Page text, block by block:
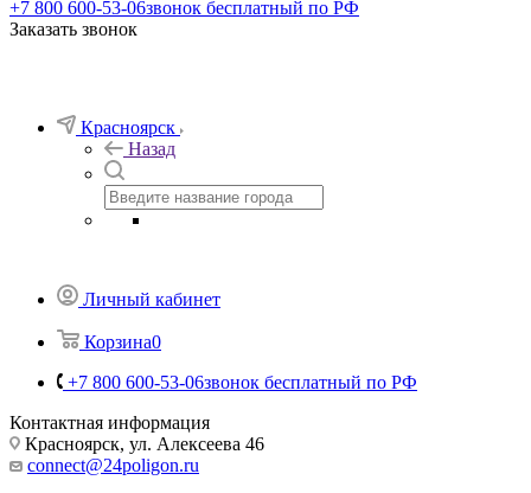
+7 800 600-53-06звонок бесплатный по РФ
Заказать звонок
Красноярск
Назад
Личный кабинет
Корзина0
+7 800 600-53-06звонок бесплатный по РФ
Контактная информация
Красноярск, ул. Алексеева 46
connect@24poligon.ru